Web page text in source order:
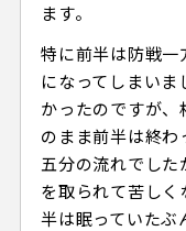
ます。
特に前半は防戦一
になってしまい
かったのですが、
のまま前半は終
五分の流れでし
を取られて苦し
半は眠っていたぶ